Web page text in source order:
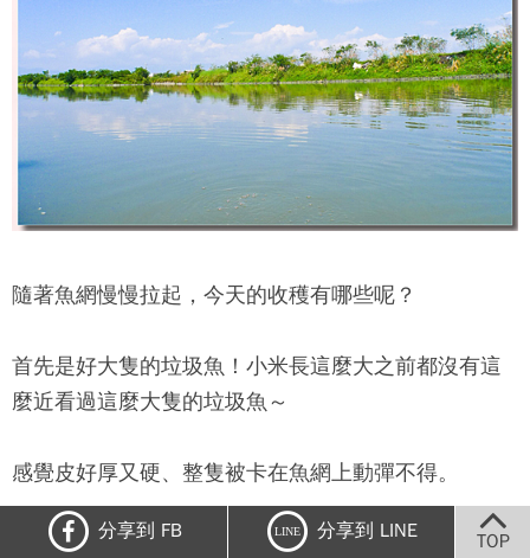
隨著魚網慢慢拉起，今天的收穫有哪些呢？
首先是好大隻的垃圾魚！小米長這麼大之前都沒有這
麼近看過這麼大隻的垃圾魚～
感覺皮好厚又硬、整隻被卡在魚網上動彈不得。
再來還有好大一隻的烏魚耶！應該是快要生產了，超
分享到 FB LINE 分享到 LINE TOP